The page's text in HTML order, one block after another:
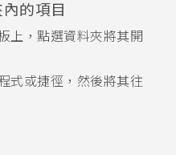
的項目
上，點選資料夾將其開
式或捷徑，然後將其往